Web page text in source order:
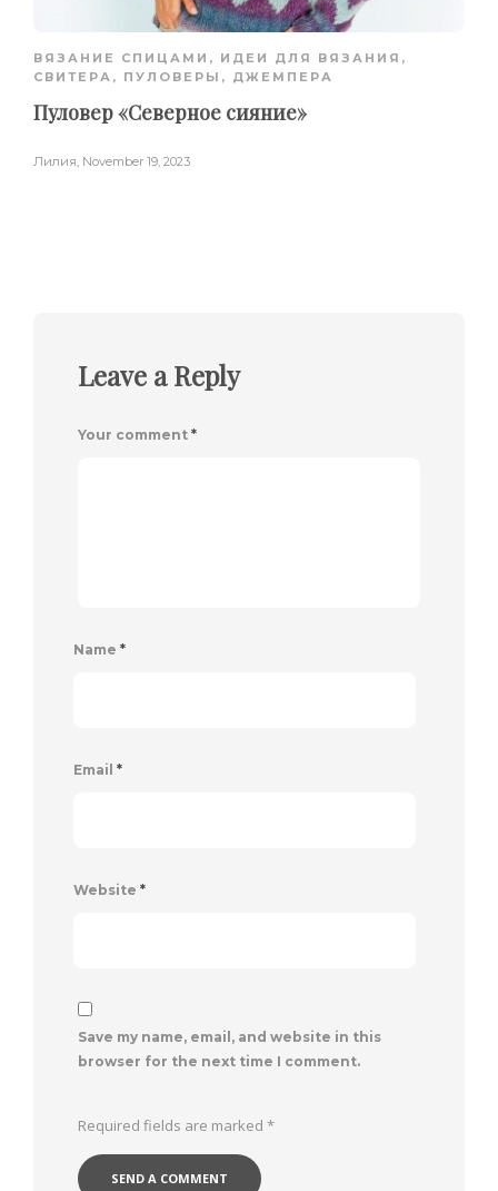
ВЯЗАНИЕ СПИЦАМИ , ИДЕИ ДЛЯ ВЯЗАНИЯ ,
СВИТЕРА, ПУЛОВЕРЫ, ДЖЕМПЕРА
Пуловер «Северное сияние»
Лилия November 19, 2023
Leave a Reply
Your comment *
Name *
Email *
Website *
Save my name, email, and website in this
browser for the next time I comment.
Required fields are marked *